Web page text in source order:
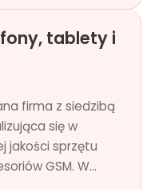
tablety i
firma z siedzibą
się w
jakości sprzętu
GSM. W...